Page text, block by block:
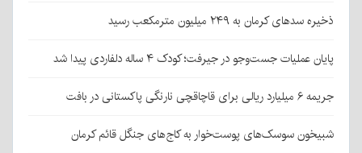
ذخیره سدهای کرمان به ۲۴۹ میلیون مترمکعب رسید
پایان عملیات جست‌وجو در جیرفت؛ کودک ۴ ساله دلفاردی پیدا شد
جریمه ۶ میلیارد ریالی برای قاچاقچی نارنگی پاکستانی در بافت
شبیخون سوسک‌های پوست‌خوار به کاج‌های جنگل قائم کرمان